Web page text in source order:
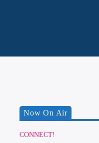
Now On Air
CONNECT!